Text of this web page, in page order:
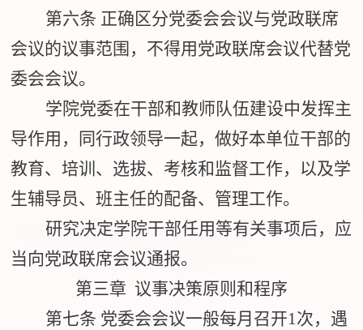
第六条 正确区分党委会会议与党政联席
会议的议事范围，不得用党政联席会议代替党
委会会议。
学院党委在干部和教师队伍建设中发挥主
导作用，同行政领导一起，做好本单位干部的
教育、培训、选拔、考核和监督工作，以及学
生辅导员、班主任的配备、管理工作。
研究决定学院干部任用等有关事项后，应
当向党政联席会议通报。
第三章 议事决策原则和程序
第七条 党委会会议一般每月召开1次，遇